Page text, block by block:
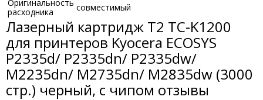
Оригинальность
расходника
совместимый
Лазерный картридж T2 TC-K1200
для принтеров Kyocera ECOSYS
P2335d/ P2335dn/ P2335dw/
M2235dn/ M2735dn/ M2835dw (3000
стр.) черный, с чипом отзывы